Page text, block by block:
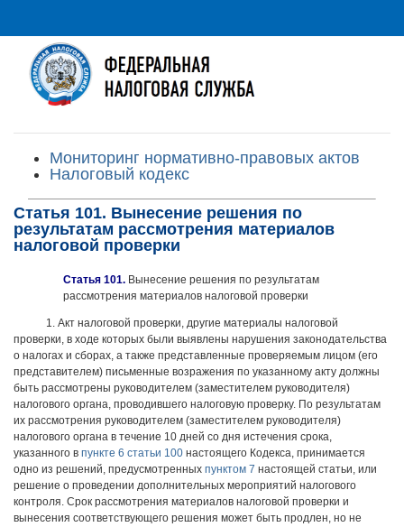
Мониторинг нормативно-правовых актов
Налоговый кодекс
Статья 101. Вынесение решения по
результатам рассмотрения материалов
налоговой проверки
Статья 101. Вынесение решения по результатам
рассмотрения материалов налоговой проверки
1. Акт налоговой проверки, другие материалы налоговой
проверки, в ходе которых были выявлены нарушения законодательства
о налогах и сборах, а также представленные проверяемым лицом (его
представителем) письменные возражения по указанному акту должны
быть рассмотрены руководителем (заместителем руководителя)
налогового органа, проводившего налоговую проверку. По результатам
их рассмотрения руководителем (заместителем руководителя)
налогового органа в течение 10 дней со дня истечения срока,
указанного в пункте 6 статьи 100 настоящего Кодекса, принимается
одно из решений, предусмотренных пунктом 7 настоящей статьи, или
решение о проведении дополнительных мероприятий налогового
контроля. Срок рассмотрения материалов налоговой проверки и
вынесения соответствующего решения может быть продлен, но не